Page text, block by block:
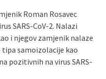
Roman Rosavec
SARS-CoV-2. Nalazi
i njegov zamjenik nalaze
samoizolacije kao
pozitivnih na virus SARS-